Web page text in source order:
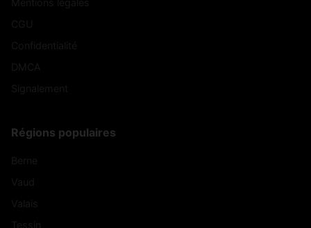
Régions populaires